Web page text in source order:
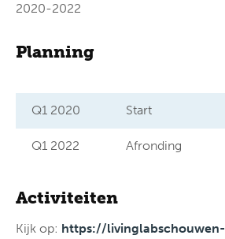
2020-2022
Planning
Q1 2020 Start
Q1 2022 Afronding
Activiteiten
Kijk op: https://livinglabschouwen-